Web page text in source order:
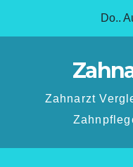
Do..
Zahnarzt